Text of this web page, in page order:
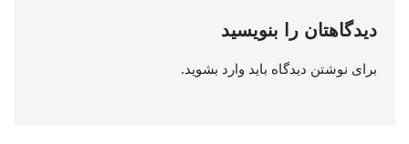
دیدگاهتان را بنویسید
برای نوشتن دیدگاه باید وارد بشوید.